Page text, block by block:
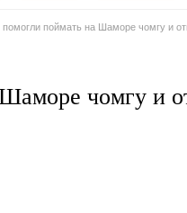
помогли поймать на Шаморе чомгу и
чомгу и